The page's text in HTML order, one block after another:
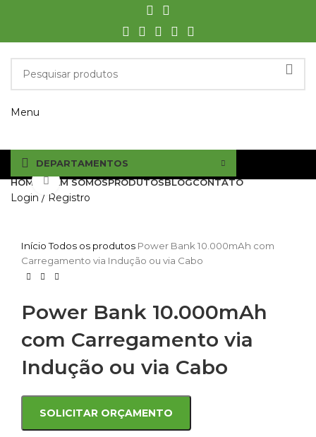
Menu
DEPARTAMENTOS
HOME
QUEM SOMOSPRODUTOSBLOGCONTATO
Login / Registro
Click to enlarge
InícioTodos os produtos Power Bank 10.000mAh com
Carregamento via Indução ou via Cabo
Power Bank 10.000mAh
com Carregamento via
Indução ou via Cabo
SOLICITAR ORÇAMENTO